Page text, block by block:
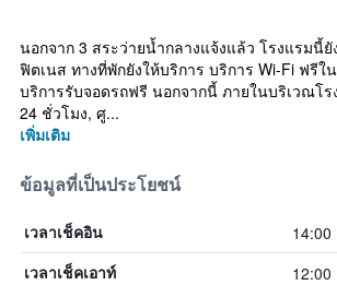
นอกจาก 3 สระว่ายน้ำกลางแจ้งแล้ว โรงแรมนี้
ฟิตเนส ทางที่พักยังให้บริการ บริการ Wi-Fi ฟรี
บริการรับจอดรถฟรี นอกจากนี้ ภายในบริเวณโร
24 ชั่วโมง, ศู...
เพิ่มเติม
ข้อมูลที่เป็นประโยชน์
เวลาเช็คอิน 14:00
เวลาเช็คเอาท์ 12:00